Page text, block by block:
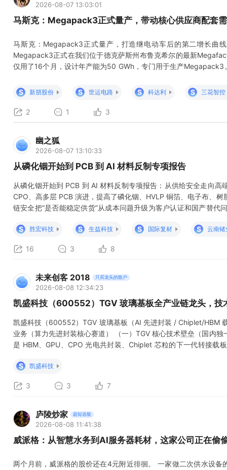
2026-08-07 13:03:01
马斯克：Megapack3正式量产，带动核心供应商配套
马斯克：Megapack3正式量产，打造继电动车后的第二增长曲
Megapack3正式在我们位于德克萨斯州布鲁克希尔的最新
仅用了16个月，设计年产能为50 GWh，专门用于生产
需满足抗震、防护等严苛制造要求，具备较高客户认证壁垒。公司
S 新朋股份 S 世运电路 S 科达利 S 三花智控
2 1 3
幽之狐
2026-08-07 13:10:33
从磷化铟开始到 PCB 到 AI 材料反制专项报告
从磷化铟开始到 PCB 到 AI 材料反制专项报告：从供给安全走向
CPO、高多层 PCB 演进，提高了磷化铟、HVLP 铜箔、电子布、
链安全把“是否能稳定供货”从成本问题升级为客户认证和国产替
PCB/
S 胜宏科技 S 生益科技 S 国际复材 S 云南锗
16 3 8
未来创客 2018 只买龙头的散户
2026-08-08 12:34:23
凯盛科技（600552）TGV 玻璃基板全产业链龙头，技
凯盛科技（600552）TGV 玻璃基板（AI 先进封装 / Chiplet/HBM
业务（算力先进封装核心赛道） （一）TGV 核心技术壁垒（国内
是 HBM、GPU、CPO 光电共封装、Chiplet 芯粒的下一代转接载
S
凯盛科技
3 3 7
庐陵炒家 超短追板
2026-08-08 11:41:38
威派格：从智慧水务到AI服务器耗材，这家公司正在偷
两个月前，威派格的股价还在4元附近徘徊。 一家做二次供水设